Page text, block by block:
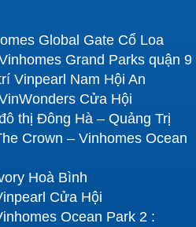
Global Gate Cổ Loa
Grand Parks quận 9
Vinpearl Nam Hội An
Cửa Hội
thị Đông Hà – Quảng Trị
Crown – Vinhomes Ocean
Hoà Bình
Cửa Hội
Ocean Park 2 :